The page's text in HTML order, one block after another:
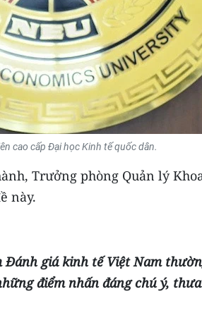
cao cấp Đại học Kinh tế quốc dân.
Trưởng phòng Quản lý
này.
Đánh giá kinh tế Việt Nam
điểm nhấn đáng chú ý, thưa